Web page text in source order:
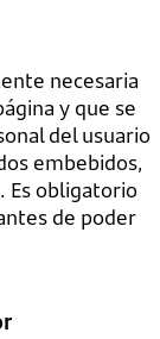
necesaria
y que se
del usuario
embebidos,
Es obligatorio
de poder